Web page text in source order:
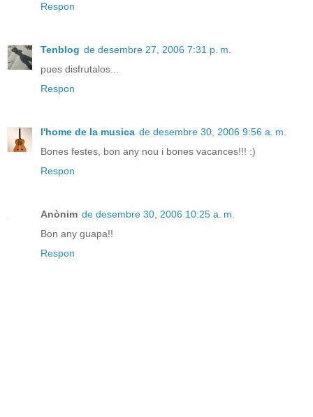
Respon
Tenblog de desembre 27, 2006 7:31 p. m.
pues disfrutalos...
Respon
l'home de la musica de desembre 30, 2006 9:56 a. m.
Bones festes, bon any nou i bones vacances!!! :)
Respon
Anònim de desembre 30, 2006 10:25 a. m.
Bon any guapa!!
Respon